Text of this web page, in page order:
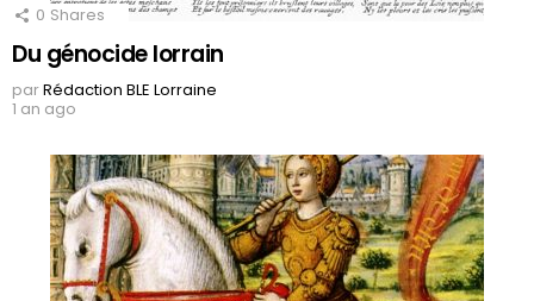
0 Shares
Du génocide lorrain
parRédaction BLE Lorraine
1 an ago